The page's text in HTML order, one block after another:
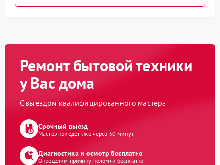
Ремонт бытовой техники
у Вас дома
С выездом квалифицированного мастера
Срочный выезд
Мастер приедет уже через 30 минут
Диагностика и осмотр бесплатно
Определим причину поломки бесплатно